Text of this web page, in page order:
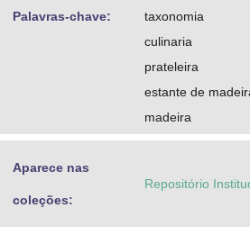
Palavras-chave:
taxonomia
culinaria
prateleira
estante de
madeira
Aparece nas
coleções:
Repositório